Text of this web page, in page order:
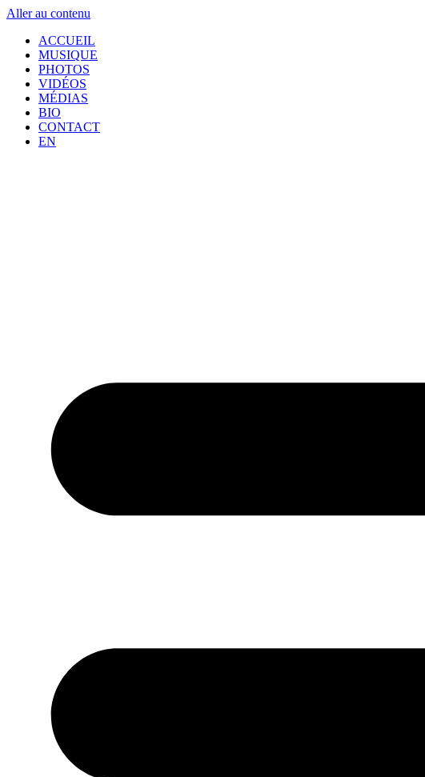
Aller au contenu
ACCUEIL
MUSIQUE
PHOTOS
VIDÉOS
MÉDIAS
BIO
CONTACT
EN